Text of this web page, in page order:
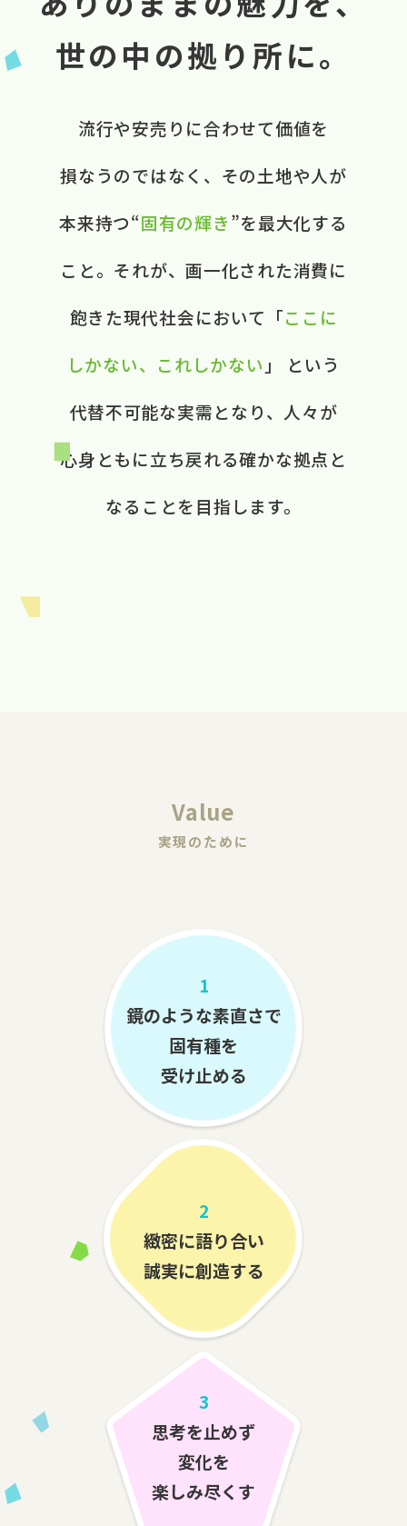
世の中の拠り所に。
流行や​安売りに​合わせて​価値を​
損なうのではなく、​ ​その​土地や​人が​
本来​持つ“固有の​輝き”を​最大化する​
こと。​ それが、​画一化された​消費に​
飽きた​現代社会に​おいて​ ​「ここに​
しかない、​これしかない 」 と​いう​
代替不可能な​実需と​なり、​ 人々が​
心身ともに​立ち戻れる​ 確かな​拠点と​
なる​ことを​目指します。​
Value
実現のために
1
鏡のような素直さで
固有種を
受け止める
2
緻密に語り合い
誠実に創造する
3
思考を止めず
変化を
楽しみ尽くす